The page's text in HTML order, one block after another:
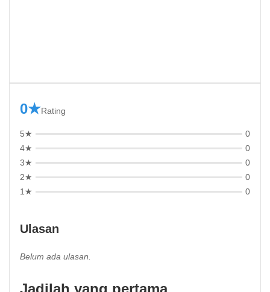
0★Rating
5★
0
4★
0
3★
0
2★
0
1★
0
Ulasan
Belum ada ulasan.